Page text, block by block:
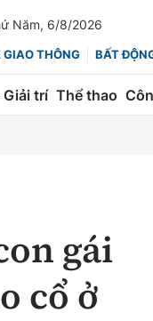
Năm, 6/8/2026
GIAO THÔNG BẤT
Giải trí Thể thao
Chứng khoán
Bảo hiểm
gái
cổ ở